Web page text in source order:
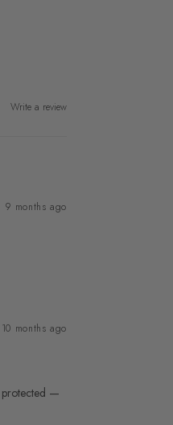
Write a review
9 months ago
10 months ago
protected —